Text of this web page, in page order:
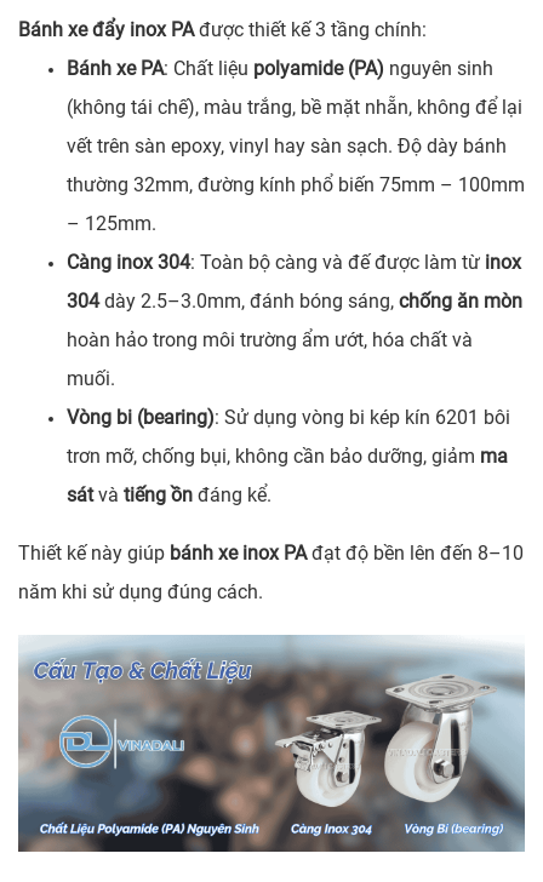
Bánh xe đẩy inox PAđược thiết kế 3 tầng chính:
Bánh xe PA: Chất liệu polyamide (PA) nguyên sinh
(không tái chế), màu trắng, bề mặt nhẵn, không để lại
vết trên sàn epoxy, vinyl hay sàn sạch. Độ dày bánh
thường 32mm, đường kính phổ biến 75mm – 100mm
– 125mm.
Càng inox 304: Toàn bộ càng và đế được làm từ inox
304dày 2.5–3.0mm, đánh bóng sáng, chống ăn mòn
hoàn hảo trong môi trường ẩm ướt, hóa chất và
muối.
Vòng bi (bearing): Sử dụng vòng bi kép kín 6201 bôi
trơn mỡ, chống bụi, không cần bảo dưỡng, giảm ma
sátvà tiếng ồn đáng kể.
Thiết kế này giúp bánh xe inox PAđạt độ bền lên đến 8–10
năm khi sử dụng đúng cách.